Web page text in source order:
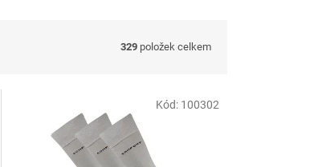
329 položek celkem
Kód: 100302